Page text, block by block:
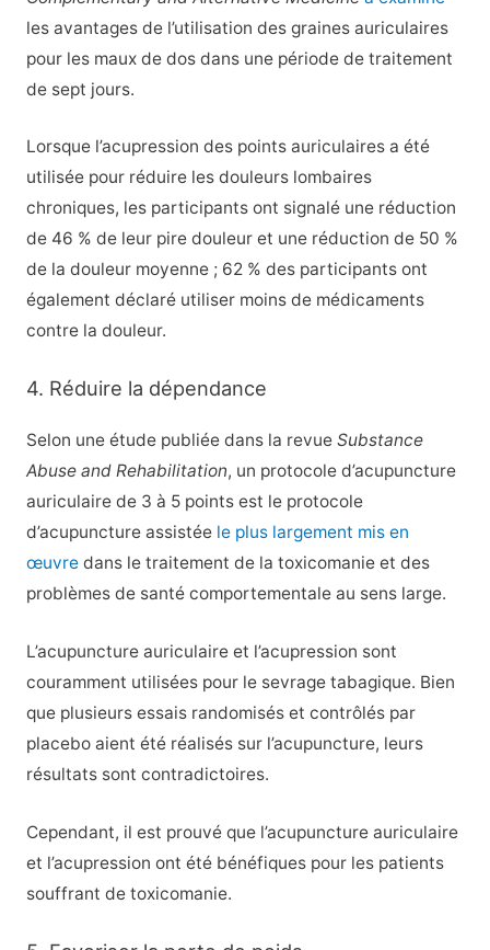
les avantages de l’utilisation des graines auriculaires
pour les maux de dos dans une période de traitement
de sept jours.
Lorsque l’acupression des points auriculaires a été
utilisée pour réduire les douleurs lombaires
chroniques, les participants ont signalé une réduction
de 46 % de leur pire douleur et une réduction de 50 %
de la douleur moyenne ; 62 % des participants ont
également déclaré utiliser moins de médicaments
contre la douleur.
4. Réduire la dépendance
Selon une étude publiée dans la revue Substance
Abuse and Rehabilitation, un protocole d’acupuncture
auriculaire de 3 à 5 points est le protocole
d’acupuncture assistée le plus largement mis en
œuvredans le traitement de la toxicomanie et des
problèmes de santé comportementale au sens large.
L’acupuncture auriculaire et l’acupression sont
couramment utilisées pour le sevrage tabagique. Bien
que plusieurs essais randomisés et contrôlés par
placebo aient été réalisés sur l’acupuncture, leurs
résultats sont contradictoires.
Cependant, il est prouvé que l’acupuncture auriculaire
et l’acupression ont été bénéfiques pour les patients
souffrant de toxicomanie.